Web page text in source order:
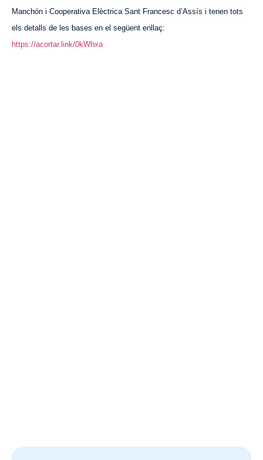
Manchón i Cooperativa Elèctrica Sant Francesc d’Assís i tenen tots
els detalls de les bases en el següent enllaç:
https://acortar.link/0kWhxa